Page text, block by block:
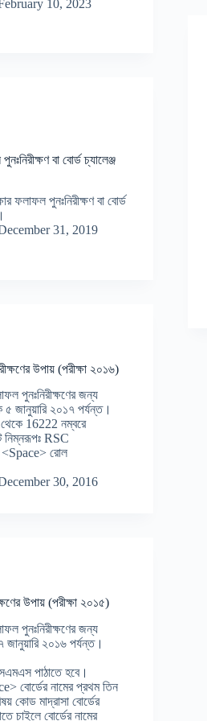
10, 2023
বা বোর্ড চ্যালেঞ্জ
ফলাফল পুনঃনিরীক্ষণ বা বোর্ড
31, 2019
উপায় (পরীক্ষা ২০১৬)
পুনঃনিরীক্ষণের জন্য
জানুয়ারি ২০১৭ পর্যন্ত।
16222 নম্বরে
RSC
<Space> রোল
30, 2016
উপায় (পরীক্ষা ২০১৫)
পুনঃনিরীক্ষণের জন্য
২০১৬ পর্যন্ত।
পাঠাতে হবে।
বোর্ডের নামের প্রথম তিন
কোড মাদ্রাসা বোর্ডের
চাইলে বোর্ডের নামের